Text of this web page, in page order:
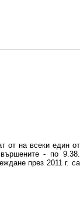
от на всеки един от
- по 9.38.
през 2011 г. са